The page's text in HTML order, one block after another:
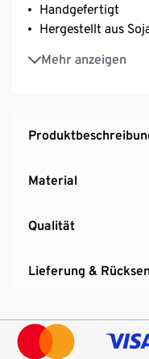
Handgefertigt
Hergestellt aus
Mehr anzeigen
Brenndauer ca. 40
Material
Qualität
Lieferung &